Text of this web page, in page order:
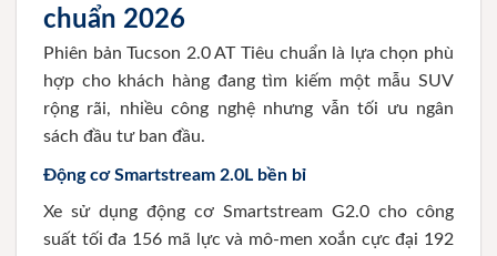
chuẩn 2026
Phiên bản Tucson 2.0 AT Tiêu chuẩn là lựa chọn phù
hợp cho khách hàng đang tìm kiếm một mẫu SUV
rộng rãi, nhiều công nghệ nhưng vẫn tối ưu ngân
sách đầu tư ban đầu.
Động cơ Smartstream 2.0L bền bỉ
Xe sử dụng động cơ Smartstream G2.0 cho công
suất tối đa 156 mã lực và mô-men xoắn cực đại 192